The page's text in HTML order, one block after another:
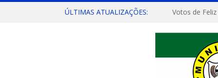
ÚLTIMAS ATUALIZAÇÕES: Votos de